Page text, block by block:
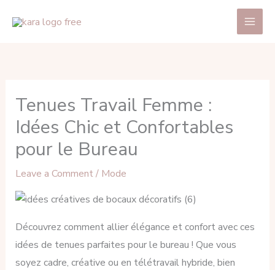
Main
Tenues Travail Femme :
Idées Chic et Confortables
pour le Bureau
Leave a Comment / Mode
Découvrez comment allier élégance et confort avec ces
idées de tenues parfaites pour le bureau ! Que vous
soyez cadre, créative ou en télétravail hybride, bien